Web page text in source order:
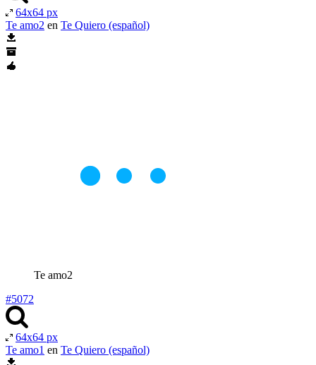
64x64 px
Te amo2 en Te Quiero (español)
Te amo2
#5072
64x64 px
Te amo1 en Te Quiero (español)